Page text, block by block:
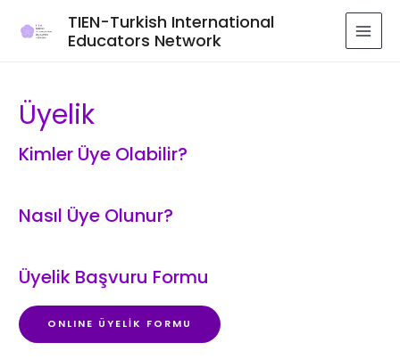
TIEN-Turkish International
Educators Network
Üyelik
Kimler Üye Olabilir?
Nasıl Üye Olunur?
Üyelik Başvuru Formu
ONLINE ÜYELİK FORMU